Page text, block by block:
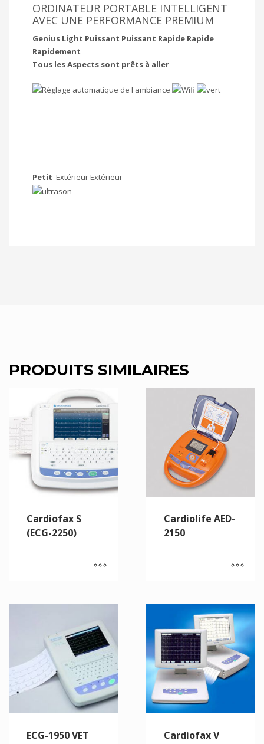
ORDINATEUR PORTABLE INTELLIGENT
AVEC UNE PERFORMANCE PREMIUM
Genius Light Puissant Puissant Rapide Rapide
Rapidement
Tous les Aspects sont prêts à aller
Petit Extérieur Extérieur
PRODUITS SIMILAIRES
Cardiofax S
(ECG-2250)
Cardiolife AED-
2150
ECG-1950 VET
Cardiofax V